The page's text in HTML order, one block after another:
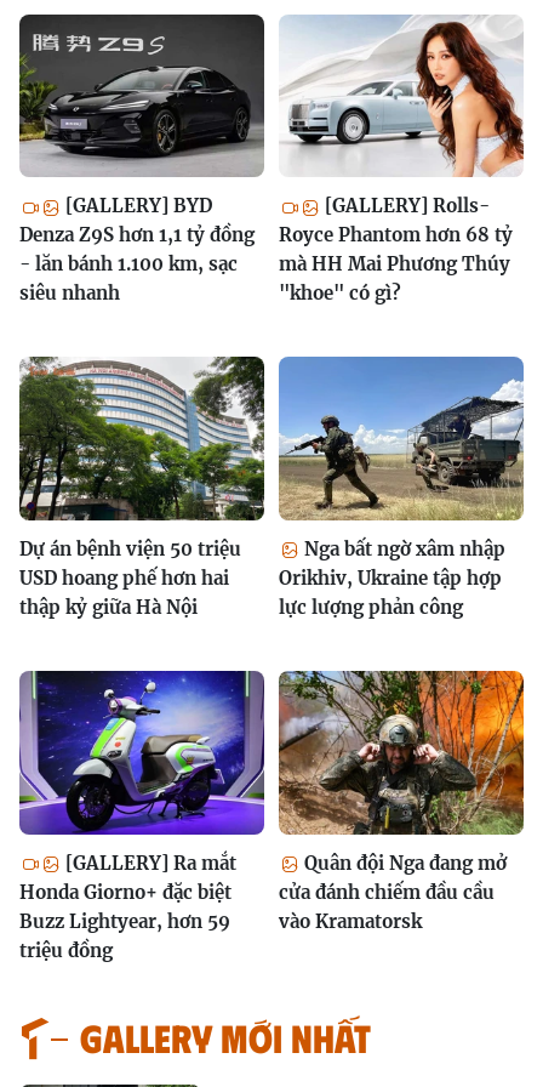
[GALLERY] BYD
Denza Z9S hơn 1,1 tỷ đồng
- lăn bánh 1.100 km, sạc
siêu nhanh
[GALLERY] Rolls-
Royce Phantom hơn 68 tỷ
mà HH Mai Phương Thúy
"khoe" có gì?
Dự án bệnh viện 50 triệu
USD hoang phế hơn hai
thập kỷ giữa Hà Nội
Nga bất ngờ xâm nhập
Orikhiv, Ukraine tập hợp
lực lượng phản công
[GALLERY] Ra mắt
Honda Giorno+ đặc biệt
Buzz Lightyear, hơn 59
triệu đồng
Quân đội Nga đang mở
cửa đánh chiếm đầu cầu
vào Kramatorsk
GALLERY MỚI NHẤT